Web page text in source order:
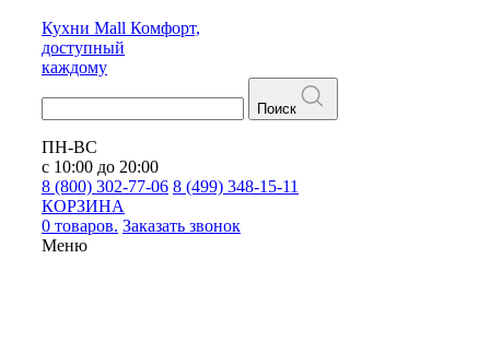
Кухни Mall Комфорт,
доступный
каждому
Поиск
ПН-ВС
с 10:00 до 20:00
8 (800) 302-77-06 8 (499) 348-15-11
КОРЗИНА
0 товаров. Заказать звонок
Меню